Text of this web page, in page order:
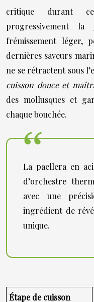
critique durant
progressivement
frémissement léger,
dernières saveurs
ne se rétractent sous
cuisson douce et
des mollusques et
chaque bouchée.
La paellera en
d’orchestre
avec une
ingrédient de
unique.
Étape de cuisson